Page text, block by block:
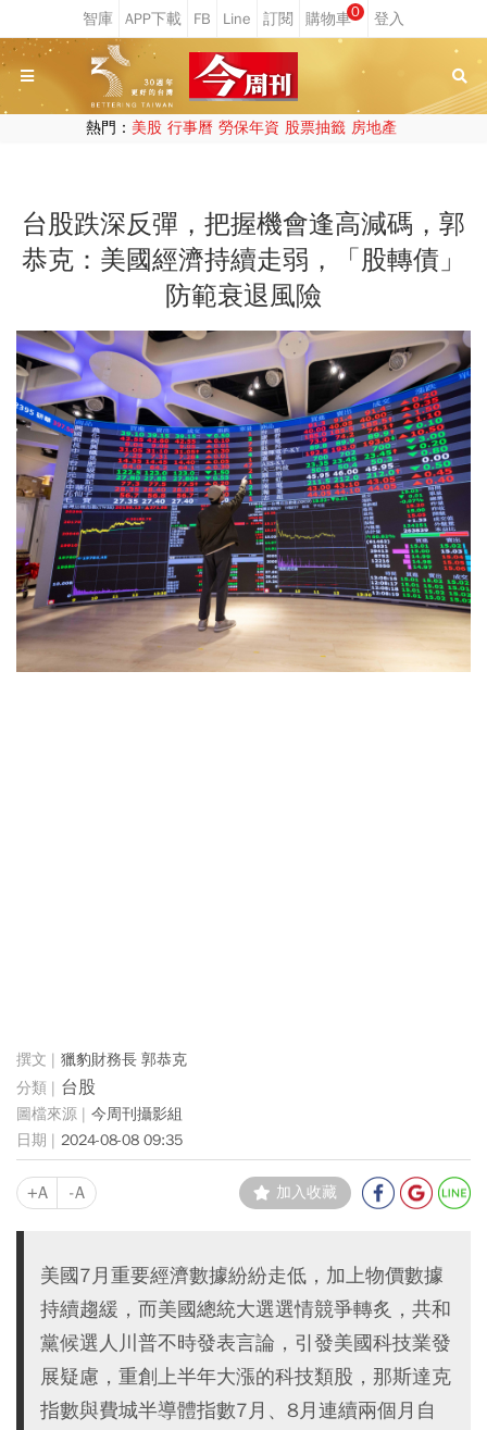
0
熱門： 美股 行事曆 勞保年資 股票抽籤 房地產
台股跌深反彈，把握機會逢高減碼，郭
恭克：美國經濟持續走弱，「股轉債」
防範衰退風險
獵豹財務長 郭恭克
台股
今周刊攝影組
2024-08-08 09:35
+A -A 加入收藏
美國7月重要經濟數據紛紛走低，加上物價數據
持續趨緩，而美國總統大選選情競爭轉炙，共和
黨候選人川普不時發表言論，引發美國科技業發
展疑慮，重創上半年大漲的科技類股，那斯達克
指數與費城半導體指數7月、8月連續兩個月自